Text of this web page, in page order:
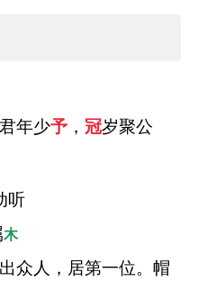
年少予， 冠岁聚公
听
木
众人，居第一位。帽